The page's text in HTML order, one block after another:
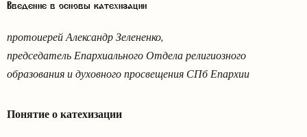
Введение в основы катехизации
протоиерей Александр Зелененко,
председатель Епархиального Отдела религиозного
образования и духовного просвещения СПб Епархии
Понятие о катехизации